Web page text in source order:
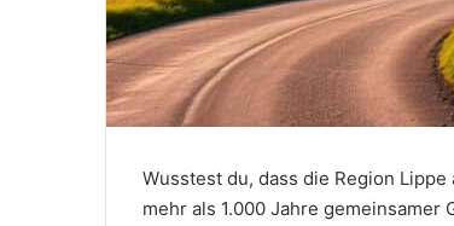
Wusstest du, dass die Region
mehr als 1.000 Jahre